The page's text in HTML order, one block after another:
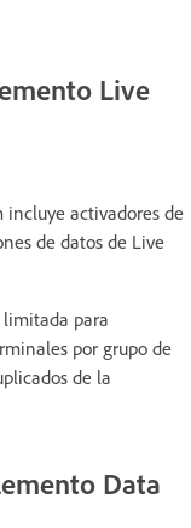
Live
activadores de
de datos de Live
limitada para
por grupo de
de la
Data